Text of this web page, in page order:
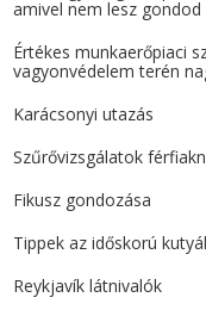
amivel nem lesz gondod
Értékes munkaerőpiaci
vagyonvédelem terén
Karácsonyi utazás
Szűrővizsgálatok
Fikusz gondozása
Tippek az időskorú
Reykjavík látnivalók